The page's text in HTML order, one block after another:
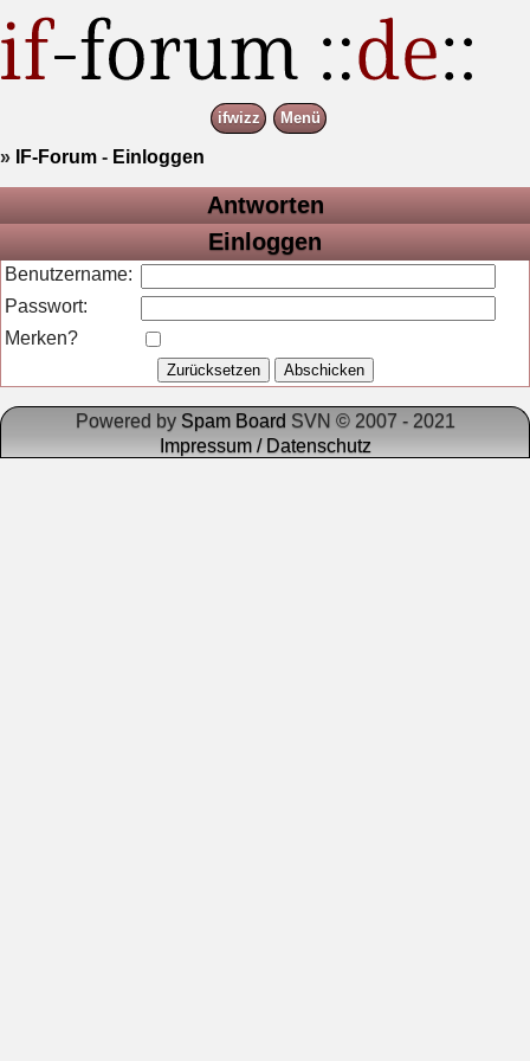
ifwizz Menü
» IF-Forum - Einloggen
Antworten
Einloggen
Benutzername:
Passwort:
Merken?
Powered by Spam Board SVN © 2007 - 2021
Impressum / Datenschutz